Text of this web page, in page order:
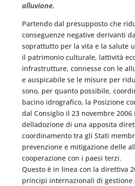
alluvione.
Partendo dal presupposto che
conseguenze negative derivanti
soprattutto per la vita e la salute
il patrimonio culturale, lattività
infrastrutture, connesse con le
e auspicabile se le misure per
sono, per quanto possibile,
bacino idrografico, la Posizione
dal Consiglio il 23 novembre 2006
delladozione di una apposita
coordinamento tra gli Stati
prevenzione e mitigazione delle
cooperazione con i paesi terzi.
Questo è in linea con la direttiva
principi internazionali di gestione